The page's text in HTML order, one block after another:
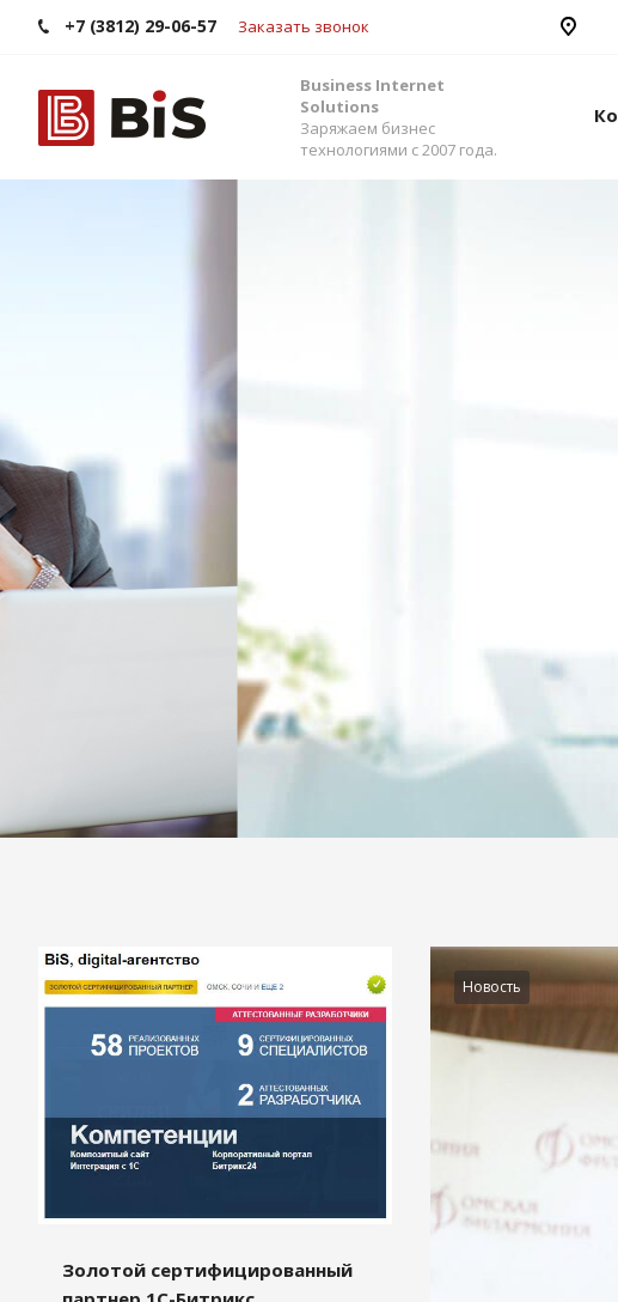
+7 (3812) 29-06-57 Заказать звонок
Business Internet
Solutions
Заряжаем бизнес
технологиями с 2007 года.
Внедрение
Стройте работу в команде, управляйте продажами и
помощью одной из самых популярных CRM-систем.
сервисами и автоматизировать бизнес-процессы.
Подробности
Золотой сертифицированный
Новость